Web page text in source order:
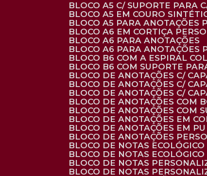
BLOCO A5 C/ SUPORTE PARA
BLOCO A5 EM COURO
BLOCO A5 PARA ANOTAÇÕES
BLOCO A6 EM CORTIÇA
BLOCO A6 PARA ANOTAÇÕES
BLOCO A6 PARA
BLOCO B6 COM A ESPIRAL
BLOCO B6 COM SUPORTE
BLOCO DE ANOTAÇÕES C/
BLOCO DE ANOTAÇÕES C/
BLOCO DE ANOTAÇÕES C/
BLOCO DE ANOTAÇÕES COM
BLOCO DE ANOTAÇÕES COM
BLOCO DE ANOTAÇÕES EM
BLOCO DE ANOTAÇÕES EM
BLOCO DE ANOTAÇÕES
BLOCO DE NOTAS ECOLÓGICO
BLOCO DE NOTAS ECOLÓGICO
BLOCO DE NOTAS
BLOCO DE NOTAS